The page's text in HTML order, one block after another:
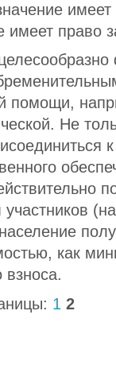
имеет право
помощи,
Не
как
1 2